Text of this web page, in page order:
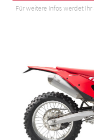
Für weitere Infos werdet